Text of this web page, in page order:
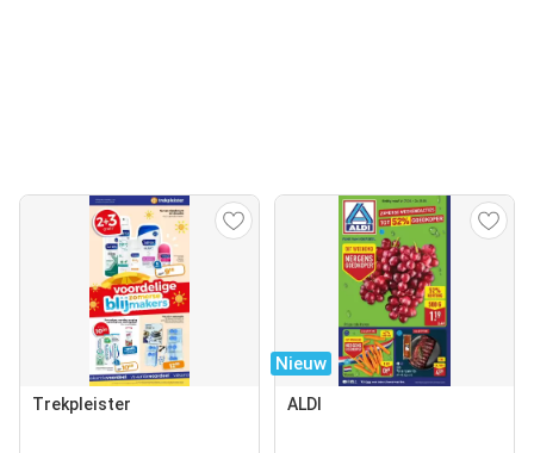
Trekpleister
Nieuw
ALDI